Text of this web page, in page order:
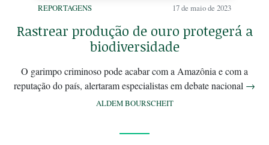
REPORTAGENS 17 de maio de 2023
Rastrear produção de ouro protegerá a
biodiversidade
O garimpo criminoso pode acabar com a Amazônia e com a
reputação do país, alertaram especialistas em debate nacional →
ALDEM BOURSCHEIT